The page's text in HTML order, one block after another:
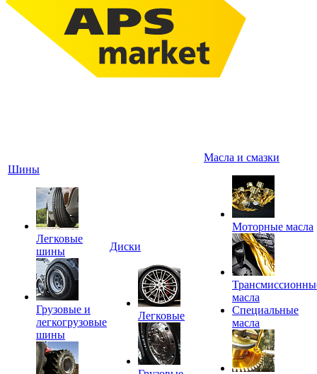
Шины
Легковые
шины
Грузовые и
легкогрузовые
шины
Диски
Легковые
Масла и смазки
Моторные масла
масла
Специальные
масла